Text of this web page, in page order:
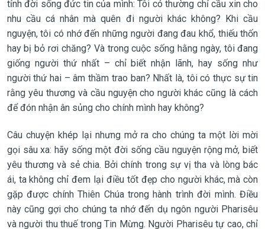
tỉnh đời sống đức tin của mình: Tôi có thường chỉ cầu xin cho
nhu cầu cá nhân mà quên đi người khác không? Khi cầu
nguyện, tôi có nhớ đến những người đang đau khổ, thiếu thốn
hay bị bỏ rơi chăng? Và trong cuộc sống hằng ngày, tôi đang
giống người thứ nhất – chỉ biết nhận lãnh, hay sống như
người thứ hai – âm thầm trao ban? Nhất là, tôi có thực sự tin
rằng yêu thương và cầu nguyện cho người khác cũng là cách
để đón nhận ân sủng cho chính mình hay không?
Câu chuyện khép lại nhưng mở ra cho chúng ta một lời mời
gọi sâu xa: hãy sống một đời sống cầu nguyện rộng mở, biết
yêu thương và sẻ chia. Bởi chính trong sự vị tha và lòng bác
ái, ta không chỉ đem lại điều tốt đẹp cho người khác, mà còn
gặp được chính Thiên Chúa trong hành trình đời mình. Điều
này cũng gợi cho chúng ta nhớ đến dụ ngôn người Pharisêu
và người thu thuế trong Tin Mừng. Người Pharisêu tự cao, chỉ